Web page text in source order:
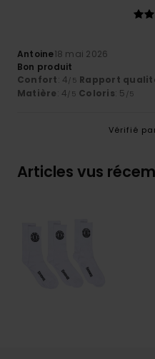
Antoine18 mai 2026
Bon produit
Confort: 4/5 Rapport
Matière: 4/5 Coloris: 5 /5
Vérifié
Articles vus